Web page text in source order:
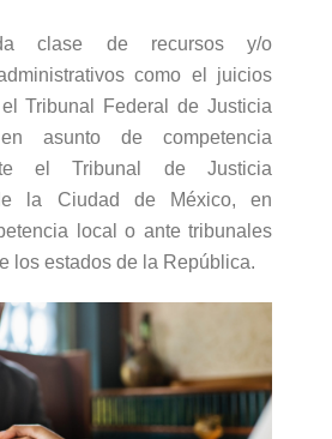
clase de recursos y/o
como el juicios
Tribunal Federal de Justicia
en asunto de competencia
el Tribunal de Justicia
la Ciudad de México, en
local o ante tribunales
los estados de la República.